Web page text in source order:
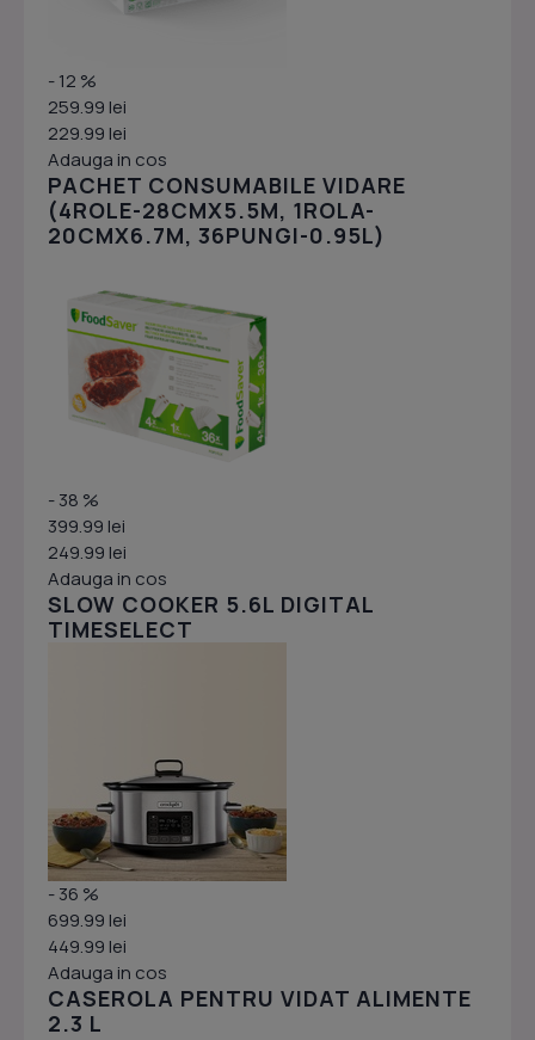
- 12 %
259.99 lei
229.99 lei
Adauga in cos
PACHET CONSUMABILE VIDARE
(4ROLE-28CMX5.5M, 1ROLA-
20CMX6.7M, 36PUNGI-0.95L)
- 38 %
399.99 lei
249.99 lei
Adauga in cos
SLOW COOKER 5.6L DIGITAL
TIMESELECT
- 36 %
699.99 lei
449.99 lei
Adauga in cos
CASEROLA PENTRU VIDAT ALIMENTE
2.3 L